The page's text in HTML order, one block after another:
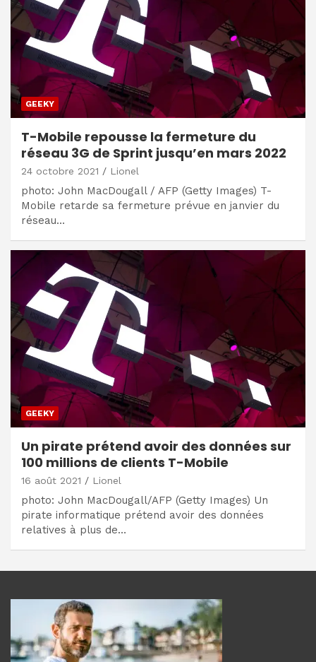
GEEKY
T-Mobile repousse la fermeture du
réseau 3G de Sprint jusqu’en mars 2022
24 octobre 2021 Lionel
photo: John MacDougall / AFP (Getty Images) T-
Mobile retarde sa fermeture prévue en janvier du
réseau…
GEEKY
Un pirate prétend avoir des données sur
100 millions de clients T-Mobile
16 août 2021 Lionel
photo: John MacDougall/AFP (Getty Images) Un
pirate informatique prétend avoir des données
relatives à plus de…